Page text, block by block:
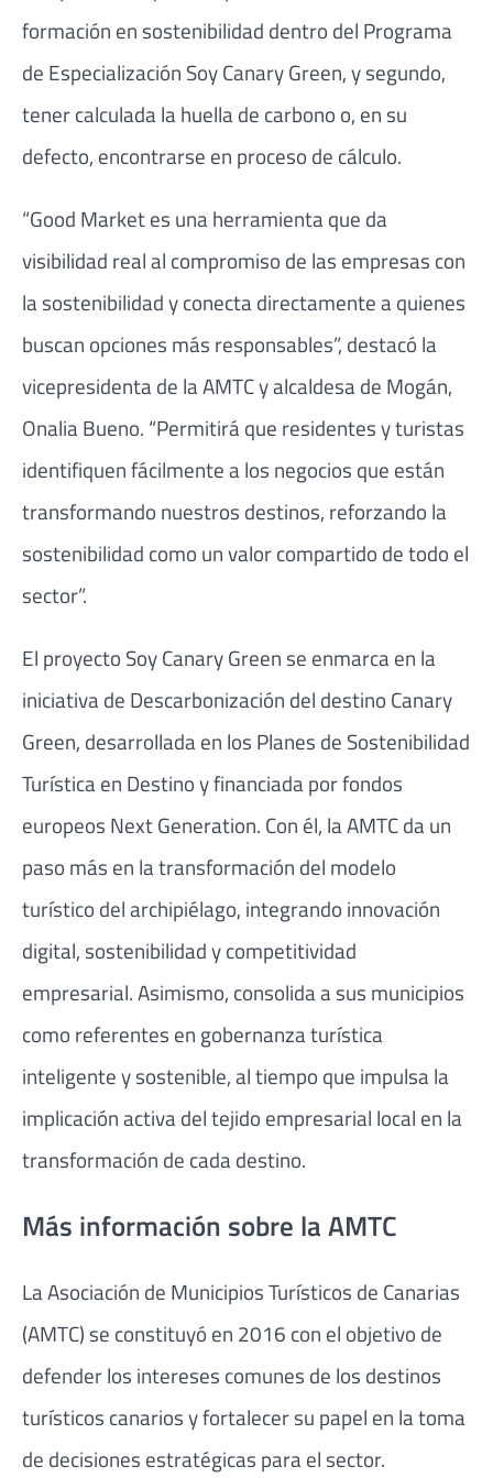
formación en sostenibilidad dentro del Programa
de Especialización Soy Canary Green, y segundo,
tener calculada la huella de carbono o, en su
defecto, encontrarse en proceso de cálculo.
“Good Market es una herramienta que da
visibilidad real al compromiso de las empresas con
la sostenibilidad y conecta directamente a quienes
buscan opciones más responsables”, destacó la
vicepresidenta de la AMTC y alcaldesa de Mogán,
Onalia Bueno. “Permitirá que residentes y turistas
identifiquen fácilmente a los negocios que están
transformando nuestros destinos, reforzando la
sostenibilidad como un valor compartido de todo el
sector”.
El proyecto Soy Canary Green se enmarca en la
iniciativa de Descarbonización del destino Canary
Green, desarrollada en los Planes de Sostenibilidad
Turística en Destino y financiada por fondos
europeos Next Generation. Con él, la AMTC da un
paso más en la transformación del modelo
turístico del archipiélago, integrando innovación
digital, sostenibilidad y competitividad
empresarial. Asimismo, consolida a sus municipios
como referentes en gobernanza turística
inteligente y sostenible, al tiempo que impulsa la
implicación activa del tejido empresarial local en la
transformación de cada destino.
Más información sobre la AMTC
La Asociación de Municipios Turísticos de Canarias
(AMTC) se constituyó en 2016 con el objetivo de
defender los intereses comunes de los destinos
turísticos canarios y fortalecer su papel en la toma
de decisiones estratégicas para el sector.